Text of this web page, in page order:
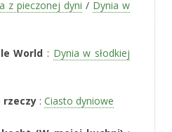
z pieczonej dyni / Dynia w
World : Dynia w słodkiej
rzeczy : Ciasto dyniowe